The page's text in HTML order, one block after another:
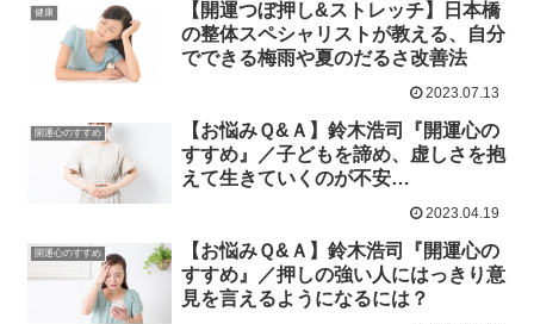
健康
【開運つぼ押し&ストレッチ】日本橋
の整体スペシャリストが教える、自分
でできる梅雨や夏のだるさ改善法
2023.07.13
開運心のすすめ
【お悩みＱ&Ａ】鈴木浩司『開運心の
すすめ』／子どもを諦め、虚しさを抱
えて生きていくのが不安…
2023.04.19
開運心のすすめ
【お悩みＱ&Ａ】鈴木浩司『開運心の
すすめ』／押しの強い人にはっきり意
見を言えるようになるには？